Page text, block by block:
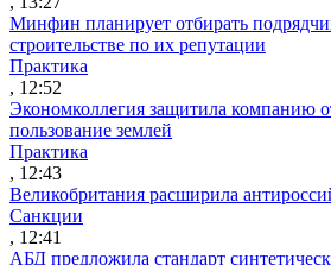
Минфин планирует отбирать
строительстве по их репутации
Практика
, 12:52
Экономколлегия защитила компанию
пользование землей
Практика
, 12:43
Великобритания расширила
Санкции
, 12:41
АБД предложила стандарт